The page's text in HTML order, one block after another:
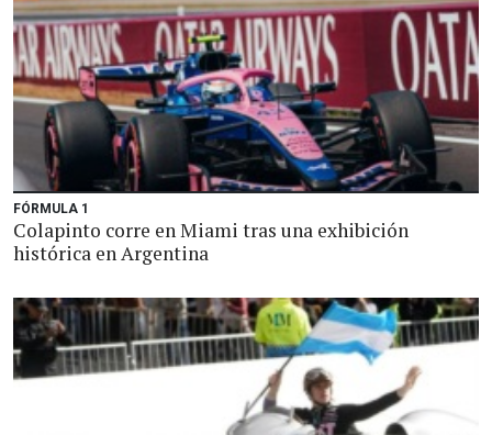
FÓRMULA 1
Colapinto corre en Miami tras una exhibición
histórica en Argentina